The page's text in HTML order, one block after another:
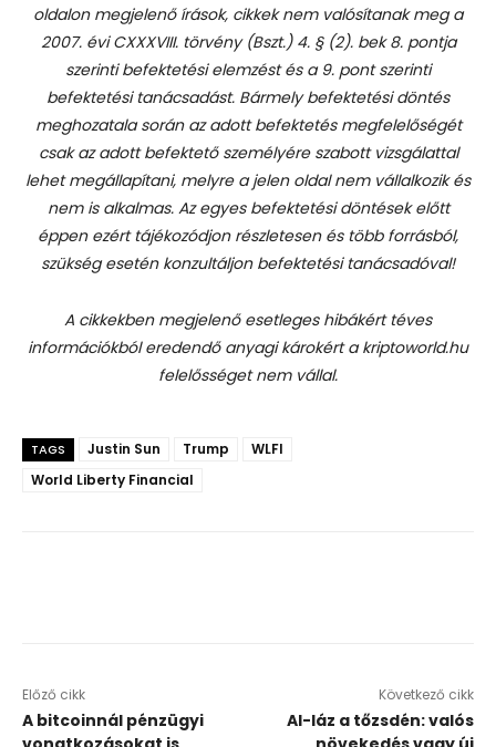
oldalon megjelenő írások, cikkek nem valósítanak meg a
2007. évi CXXXVIII. törvény (Bszt.) 4. § (2). bek 8. pontja
szerinti befektetési elemzést és a 9. pont szerinti
befektetési tanácsadást. Bármely befektetési döntés
meghozatala során az adott befektetés megfelelőségét
csak az adott befektető személyére szabott vizsgálattal
lehet megállapítani, melyre a jelen oldal nem vállalkozik és
nem is alkalmas. Az egyes befektetési döntések előtt
éppen ezért tájékozódjon részletesen és több forrásból,
szükség esetén konzultáljon befektetési tanácsadóval!
A cikkekben megjelenő esetleges hibákért téves
információkból eredendő anyagi károkért a kriptoworld.hu
felelősséget nem vállal.
TAGS Justin Sun Trump
WLFI
World Liberty Financial
Előző cikk
A bitcoinnál pénzügyi
Következő cikk
AI-láz a tőzsdén: valós